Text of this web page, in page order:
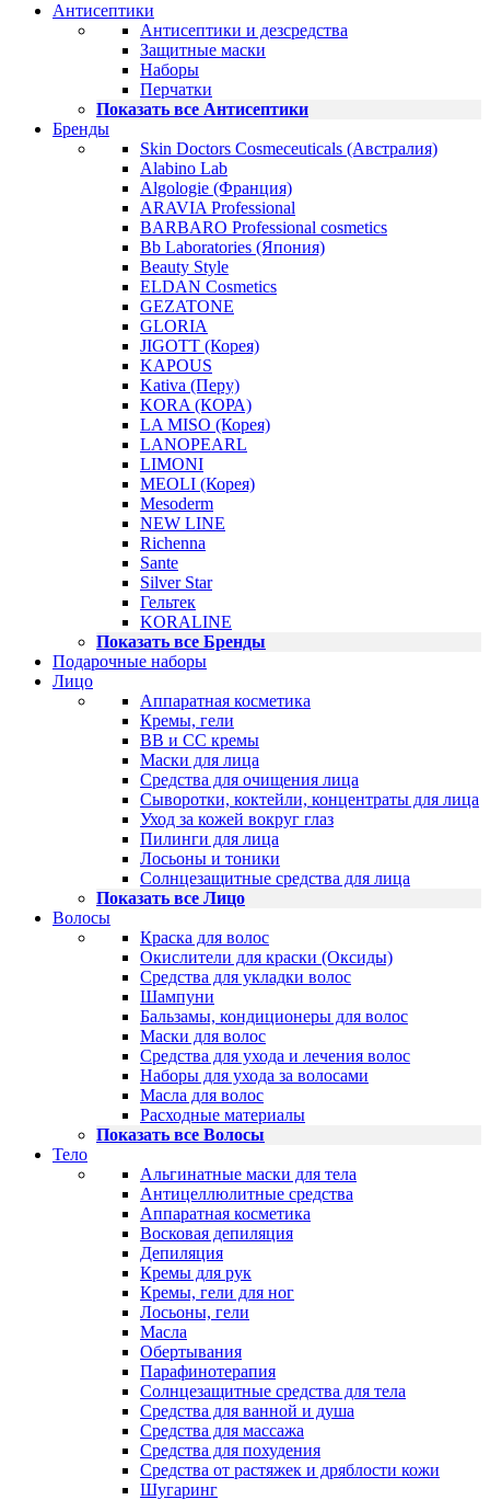
Антисептики
Антисептики и дезсредства
Защитные маски
Наборы
Перчатки
Показать все Антисептики
Бренды
Skin Doctors Cosmeceuticals (Австралия)
Alabino Lab
Algologie (Франция)
ARAVIA Professional
BARBARO Professional cosmetics
Bb Laboratories (Япония)
Beauty Style
ELDAN Cosmetics
GEZATONE
GLORIA
JIGOTT (Корея)
KAPOUS
Kativa (Перу)
KORA (КОРА)
LA MISO (Корея)
LANOPEARL
LIMONI
MEOLI (Корея)
Mesoderm
NEW LINE
Richenna
Sante
Silver Star
Гельтек
KORALINE
Показать все Бренды
Подарочные наборы
Лицо
Аппаратная косметика
Кремы, гели
BB и CC кремы
Маски для лица
Средства для очищения лица
Сыворотки, коктейли, концентраты для лица
Уход за кожей вокруг глаз
Пилинги для лица
Лосьоны и тоники
Солнцезащитные средства для лица
Показать все Лицо
Волосы
Краска для волос
Окислители для краски (Оксиды)
Средства для укладки волос
Шампуни
Бальзамы, кондиционеры для волос
Маски для волос
Средства для ухода и лечения волос
Наборы для ухода за волосами
Масла для волос
Расходные материалы
Показать все Волосы
Тело
Альгинатные маски для тела
Антицеллюлитные средства
Аппаратная косметика
Восковая депиляция
Депиляция
Кремы для рук
Кремы, гели для ног
Лосьоны, гели
Масла
Обертывания
Парафинотерапия
Солнцезащитные средства для тела
Средства для ванной и душа
Средства для массажа
Средства для похудения
Средства от растяжек и дряблости кожи
Шугаринг